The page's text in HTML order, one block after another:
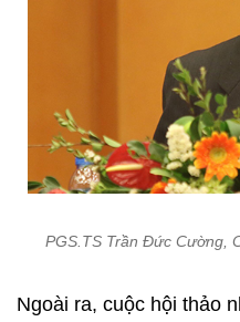
PGS.TS Trần Đức Cường,
Ngoài ra, cuộc hội thảo